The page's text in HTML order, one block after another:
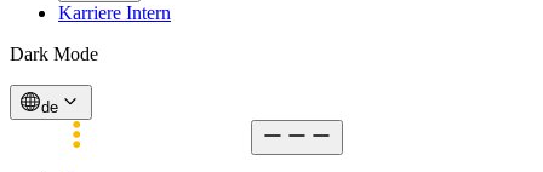
Karriere Intern
Dark Mode
de